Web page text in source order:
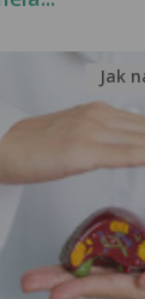
Jak